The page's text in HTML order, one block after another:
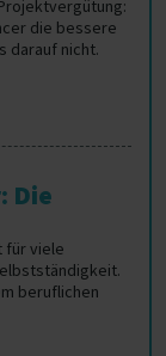
die bessere
darauf nicht.
Die
für viele
beruflichen